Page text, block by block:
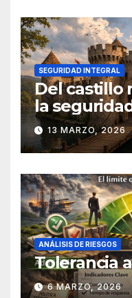
SEGURIDAD INTEGRAL
Del castillo
la
13 MARZO, 2026
ANÁLISIS DE RIESGOS
Tolerancia
6 MARZO, 2026